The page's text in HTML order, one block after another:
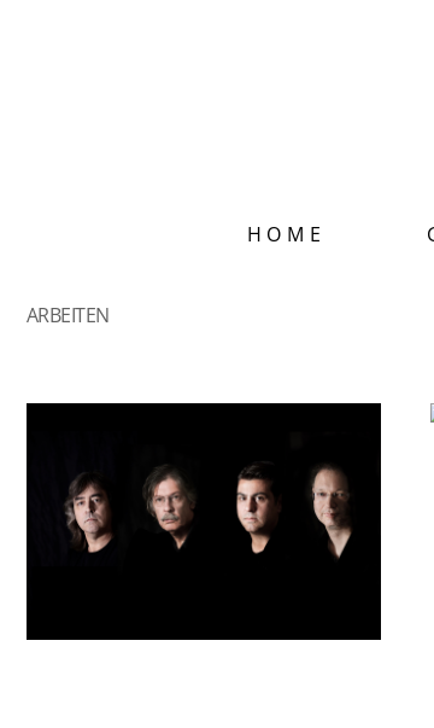
HOME
ARBEITEN